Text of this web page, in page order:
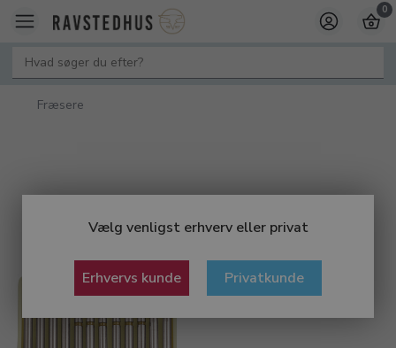
Vælg venligst erhverv eller privat
Erhvervs kunde Privatkunde
0
Fræsere